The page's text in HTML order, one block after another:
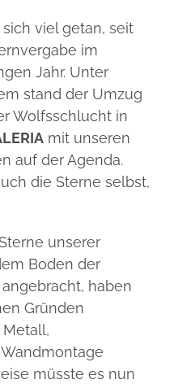
Vergabe
11-
sich viel getan, seit
im
Jahr. Unter
stand der Umzug
Wolfsschlucht in
mit unseren
auf der Agenda.
die Sterne selbst,
unserer
Boden der
haben
Gründen
müsste es nun